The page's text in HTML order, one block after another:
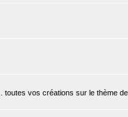
vos créations sur le thème de